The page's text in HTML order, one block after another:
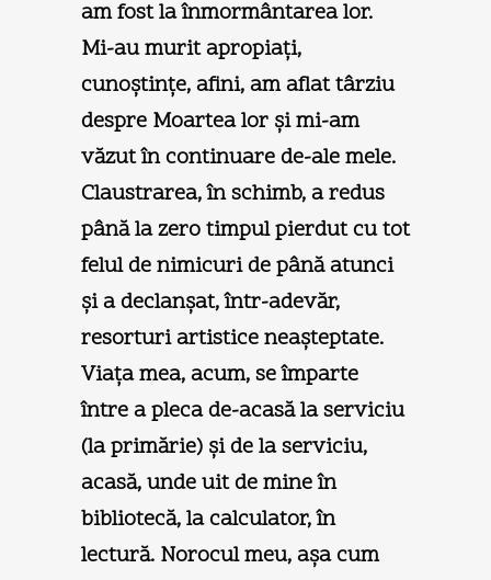
am fost la înmormântarea lor.
Mi-au murit apropiaţi,
cunoştinţe, afini, am aflat târziu
despre Moartea lor şi mi-am
văzut în continuare de-ale mele.
Claustrarea, în schimb, a redus
până la zero timpul pierdut cu tot
felul de nimicuri de până atunci
şi a declanşat, într-adevăr,
resorturi artistice neaşteptate.
Viaţa mea, acum, se împarte
între a pleca de-acasă la serviciu
(la primărie) şi de la serviciu,
acasă, unde uit de mine în
bibliotecă, la calculator, în
lectură. Norocul meu, aşa cum